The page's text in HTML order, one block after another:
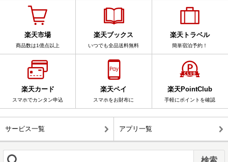
楽天市場
商品数は1億点以上
楽天ブックス
いつでも全品送料無料
楽天トラベル
簡単宿泊予約！
楽天カード
スマホでカンタン申込
楽天ペイ
スマホをお財布に
楽天PointClub
手軽にポイントを確認
サービス一覧 アプリ一覧